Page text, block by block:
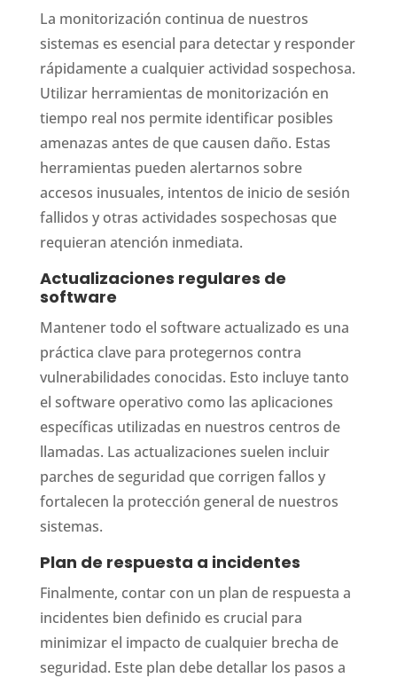
La monitorización continua de nuestros
sistemas es esencial para detectar y responder
rápidamente a cualquier actividad sospechosa.
Utilizar herramientas de monitorización en
tiempo real nos permite identificar posibles
amenazas antes de que causen daño. Estas
herramientas pueden alertarnos sobre
accesos inusuales, intentos de inicio de sesión
fallidos y otras actividades sospechosas que
requieran atención inmediata.
Actualizaciones regulares de
software
Mantener todo el software actualizado es una
práctica clave para protegernos contra
vulnerabilidades conocidas. Esto incluye tanto
el software operativo como las aplicaciones
específicas utilizadas en nuestros centros de
llamadas. Las actualizaciones suelen incluir
parches de seguridad que corrigen fallos y
fortalecen la protección general de nuestros
sistemas.
Plan de respuesta a incidentes
Finalmente, contar con un plan de respuesta a
incidentes bien definido es crucial para
minimizar el impacto de cualquier brecha de
seguridad. Este plan debe detallar los pasos a